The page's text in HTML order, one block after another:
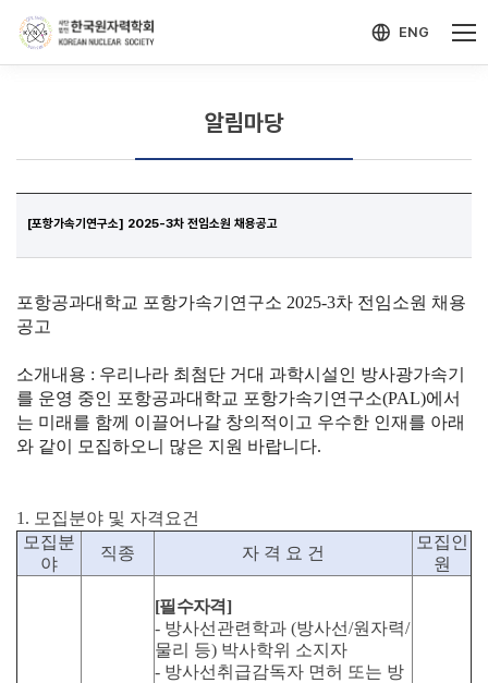
ENG
알림마당
[포항가속기연구소] 2025-3차 전임소원 채용공고
포항공과대학교 포항가속기연구소 2025-3차 전임소원 채용
공고
소개내용 : 우리나라 최첨단 거대 과학시설인 방사광가속기
를 운영 중인 포항공과대학교 포항가속기연구소(PAL)에서
는 미래를 함께 이끌어나갈 창의적이고 우수한 인재를 아래
와 같이 모집하오니 많은 지원 바랍니다.
1. 모집분야 및 자격요건
모집분
야
직종 자 격 요 건
모집인
원
[필수자격]
- 방사선관련학과 (방사선/원자력/
물리 등) 박사학위 소지자
- 방사선취급감독자 면허 또는 방